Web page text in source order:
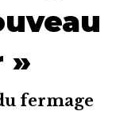
»
fermage